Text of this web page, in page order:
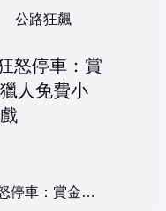
公路狂飆
狂怒停車：賞金獵人